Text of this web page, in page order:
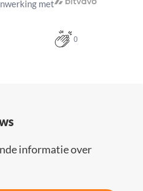
met
0
informatie over